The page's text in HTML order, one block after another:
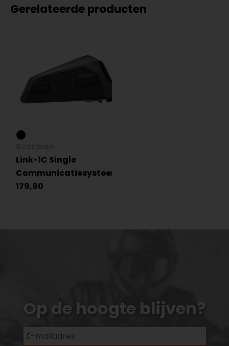
Gerelateerde producten
Link-1C Single
Communicatiesysteem
179,90
Op de hoogte blijven?